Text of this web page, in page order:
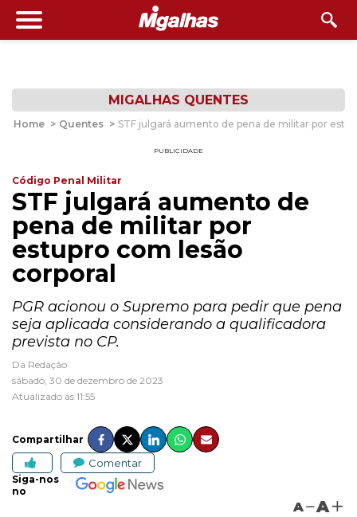
MIGALHAS QUENTES
Home > Quentes > STF julgará aumento de pena de militar por
PUBLICIDADE
Código Penal Militar
STF julgará aumento de
pena de militar por
estupro com lesão
corporal
PGR acionou o Supremo para pedir que pena
seja aplicada considerando a qualificadora
prevista no CP.
Da Redação
sábado, 30 de dezembro de 2023
Atualizado às 11:55
Compartilhar
Comentar
Siga-nos
no
A A